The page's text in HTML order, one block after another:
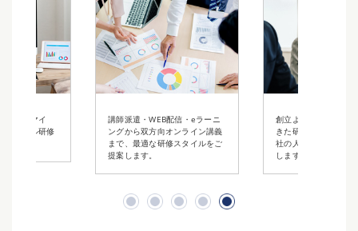
カスタマイ
リジナル研修
講師派遣・WEB配信・eラーニ
ングから双方向オンライン講義
まで、最適な研修スタイルをご
提案します。
創立より40年以上に
きた研修実績とノウ
社の人材育成計画を
します。